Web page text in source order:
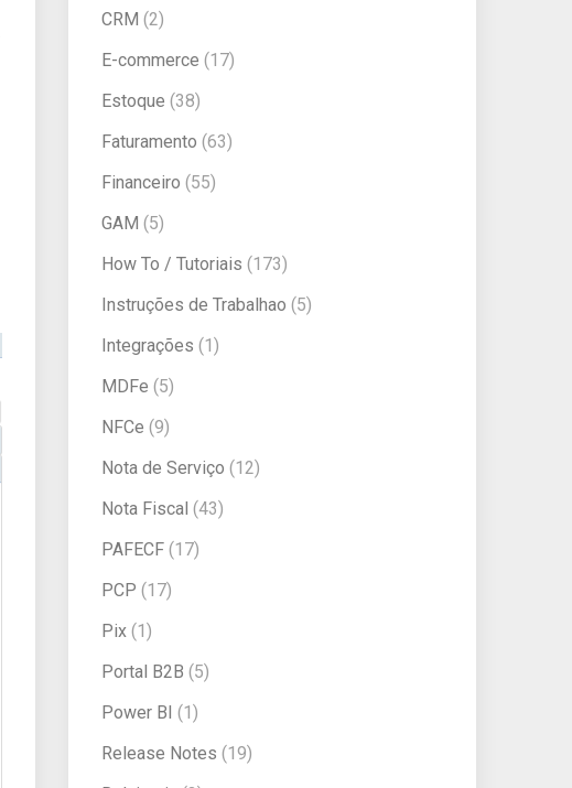
CRM (2)
E-commerce (17)
Estoque (38)
Faturamento (63)
Financeiro (55)
GAM (5)
How To / Tutoriais (173)
Instruções de Trabalhao (5)
Integrações (1)
MDFe (5)
NFCe (9)
Nota de Serviço (12)
Nota Fiscal (43)
PAFECF (17)
PCP (17)
Pix (1)
Portal B2B (5)
Power BI (1)
Release Notes (19)